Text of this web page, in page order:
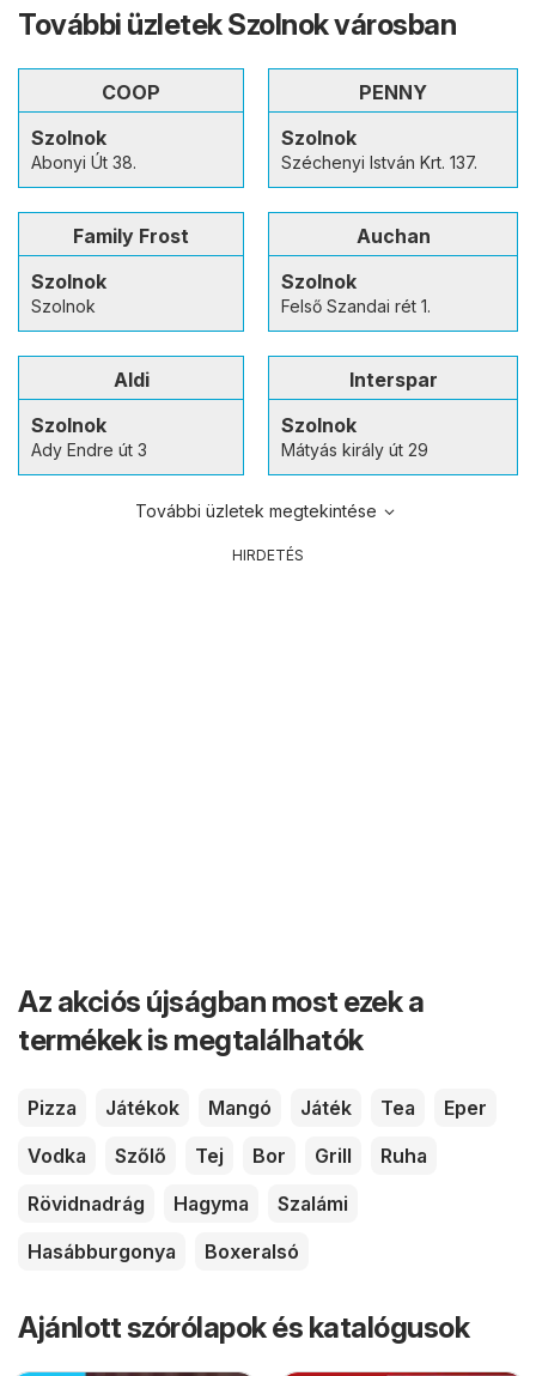
További üzletek Szolnok városban
COOP
Szolnok
Abonyi Út 38.
PENNY
Szolnok
Széchenyi István Krt. 137.
Family Frost
Szolnok
Szolnok
Auchan
Szolnok
Felső Szandai rét 1.
Aldi
Szolnok
Ady Endre út 3
Interspar
Szolnok
Mátyás király út 29
További üzletek megtekintése
HIRDETÉS
Az akciós újságban most ezek a
termékek is megtalálhatók
Pizza Játékok Mangó Játék Tea
Eper
Vodka
Szőlő Tej Bor Grill
Ruha
Rövidnadrág
Hagyma
Szalámi
Hasábburgonya
Boxeralsó
Ajánlott szórólapok és katalógusok